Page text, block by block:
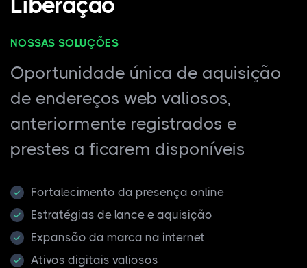
Liberação
NOSSAS SOLUÇÕES
Oportunidade única de aquisição
de endereços web valiosos,
anteriormente registrados e
prestes a ficarem disponíveis
Fortalecimento da presença online
Estratégias de lance e aquisição
Expansão da marca na internet
Ativos digitais valiosos